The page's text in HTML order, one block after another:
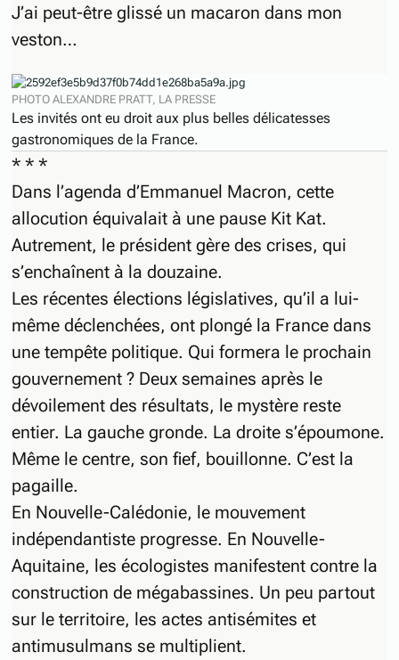
J’ai peut-être glissé un macaron dans mon
veston…
PHOTO ALEXANDRE PRATT, LA PRESSE
Les invités ont eu droit aux plus belles délicatesses
gastronomiques de la France.
* * *
Dans l’agenda d’Emmanuel Macron, cette
allocution équivalait à une pause Kit Kat.
Autrement, le président gère des crises, qui
s’enchaînent à la douzaine.
Les récentes élections législatives, qu’il a lui-
même déclenchées, ont plongé la France dans
une tempête politique. Qui formera le prochain
gouvernement ? Deux semaines après le
dévoilement des résultats, le mystère reste
entier. La gauche gronde. La droite s’époumone.
Même le centre, son fief, bouillonne. C’est la
pagaille.
En Nouvelle-Calédonie, le mouvement
indépendantiste progresse. En Nouvelle-
Aquitaine, les écologistes manifestent contre la
construction de mégabassines. Un peu partout
sur le territoire, les actes antisémites et
antimusulmans se multiplient.